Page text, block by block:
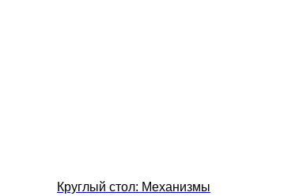
Круглый стол: Механизмы